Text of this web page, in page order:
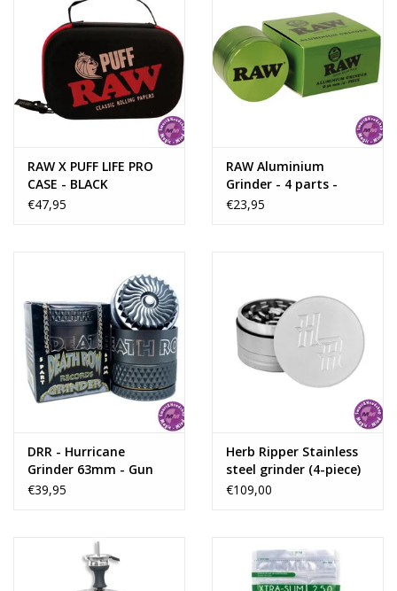
RAW X PUFF LIFE PRO
CASE - BLACK
€47,95
RAW Aluminium
Grinder - 4 parts -
56mm - GREEN
€23,95
DRR - Hurricane
Grinder 63mm - Gun
Metal
€39,95
Herb Ripper Stainless
steel grinder (4-piece)
€109,00